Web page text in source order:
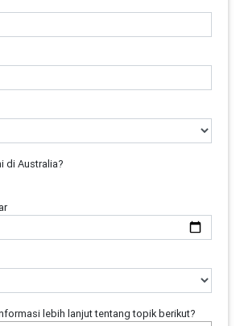
di Australia?
lebih lanjut tentang topik berikut?